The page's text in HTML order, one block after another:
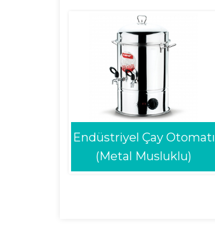
Endüstriyel Çay Otomatı
(Metal Musluklu)